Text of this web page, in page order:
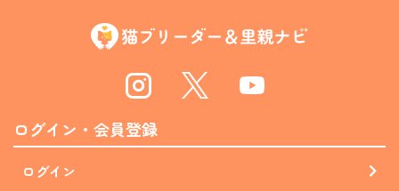
Instagram Twitter Youtube
ログイン・会員登録
ログイン